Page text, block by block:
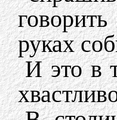
руках
И это в